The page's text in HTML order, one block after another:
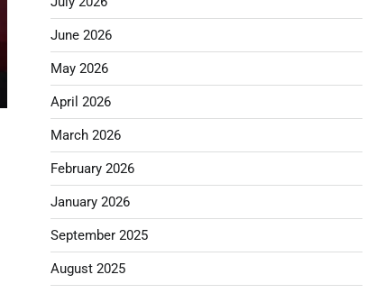
June 2026
May 2026
April 2026
March 2026
February 2026
January 2026
September 2025
August 2025